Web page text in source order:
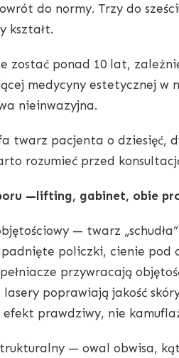
do normy. Trzy do
kształt.
zostać ponad 10 lat,
medycyny estetycznej w
nieinwazyjna.
twarz pacjenta o dziesięć,
rozumieć przed
—lifting, gabinet, obie
— twarz
policzki, cienie pod
przywracają
lasery poprawiają jakość
prawdziwy, nie
— owal obwisa,